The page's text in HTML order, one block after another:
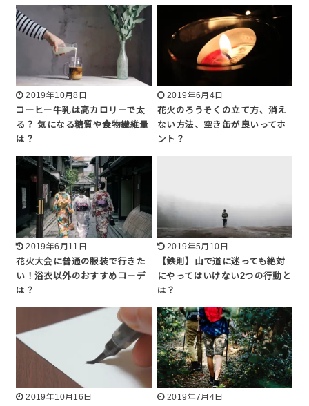
2019年10月8日
コーヒー牛乳は高カロリーで太
る？ 気になる糖質や食物繊維量
は？
2019年6月4日
花火のろうそくの立て方、消え
ない方法、空き缶が良いってホ
ント？
2019年6月11日
花火大会に普通の服装で行きた
い！浴衣以外のおすすめコーデ
は？
2019年5月10日
【鉄則】山で道に迷っても絶対
にやってはいけない2つの行動と
は？
2019年10月16日
2019年7月4日